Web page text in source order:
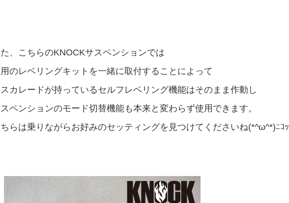
、こちらのKNOCKサスペンションでは
のレベリングキットを一緒に取付することによって
カレードが持っているセルフレベリング機能はそのまま作動し
ペンションのモード切替機能も本来と変わらず使用できます。
らは乗りながらお好みのセッティングを見つけてくださいね(*^ω^*)ﾆｺｯ